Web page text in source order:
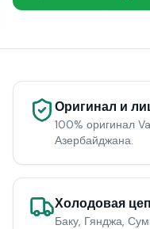
Оригинал и
100% оригинал
Азербайджана.
Холодовая
Баку, Гянджа,